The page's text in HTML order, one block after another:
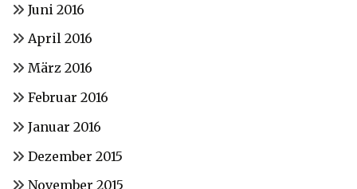
Juni 2016
April 2016
März 2016
Februar 2016
Januar 2016
Dezember 2015
November 2015